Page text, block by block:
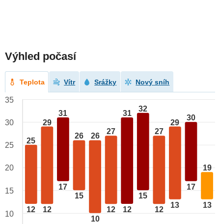
Výhled počasí
Teplota Vítr Srážky Nový sníh
25
12
29
12
31
17
26
15
26
10
27
12
31
12
32
15
27
12
29
13
30
17
19
13
35
30
25
20
15
10